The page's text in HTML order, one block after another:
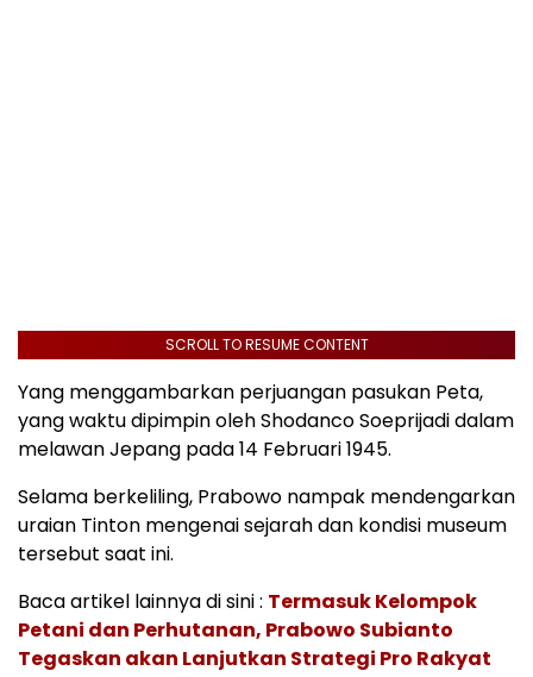
SCROLL TO RESUME CONTENT
Yang menggambarkan perjuangan pasukan Peta,
yang waktu dipimpin oleh Shodanco Soeprijadi dalam
melawan Jepang pada 14 Februari 1945.
Selama berkeliling, Prabowo nampak mendengarkan
uraian Tinton mengenai sejarah dan kondisi museum
tersebut saat ini.
Baca artikel lainnya di sini : Termasuk Kelompok
Petani dan Perhutanan, Prabowo Subianto
Tegaskan akan Lanjutkan Strategi Pro Rakyat